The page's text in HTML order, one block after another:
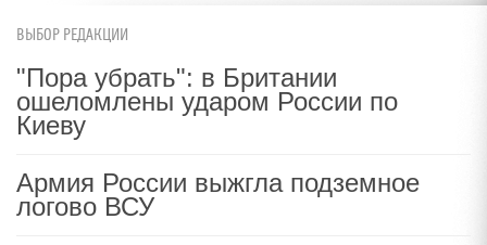
ВЫБОР РЕДАКЦИИ
"Пора убрать": в Британии
ошеломлены ударом России по
Киеву
Армия России выжгла подземное
логово ВСУ